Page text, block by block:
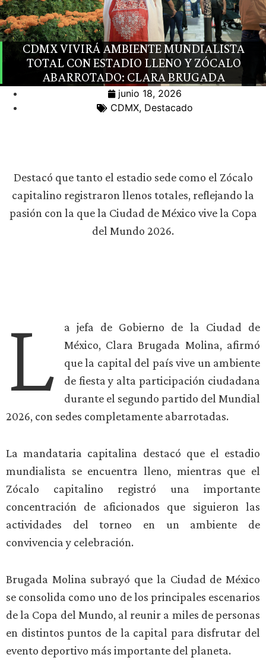
CDMX VIVIRÁ AMBIENTE MUNDIALISTA
TOTAL CON ESTADIO LLENO Y ZÓCALO
ABARROTADO: CLARA BRUGADA
junio 18, 2026
CDMX, Destacado
Destacó que tanto el estadio sede como el Zócalo
capitalino registraron llenos totales, reflejando la
pasión con la que la Ciudad de México vive la Copa
del Mundo 2026.
L
a jefa de Gobierno de la Ciudad de
México, Clara Brugada Molina, afirmó
que la capital del país vive un ambiente
de fiesta y alta participación ciudadana
durante el segundo partido del Mundial
2026, con sedes completamente abarrotadas.
La mandataria capitalina destacó que el estadio
mundialista se encuentra lleno, mientras que el
Zócalo capitalino registró una importante
concentración de aficionados que siguieron las
actividades del torneo en un ambiente de
convivencia y celebración.
Brugada Molina subrayó que la Ciudad de México
se consolida como uno de los principales escenarios
de la Copa del Mundo, al reunir a miles de personas
en distintos puntos de la capital para disfrutar del
evento deportivo más importante del planeta.